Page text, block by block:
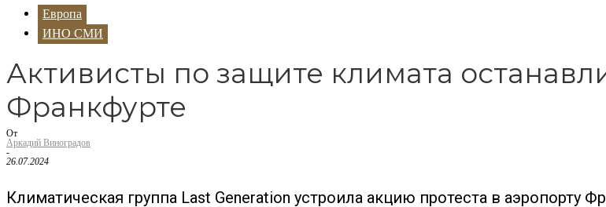
Европа
ИНО СМИ
Активисты по защите климата
Франкфурте
От
Аркадий Виноградов
-
26.07.2024
Климатическая группа Last Generation устроила акцию протеста в аэропорту